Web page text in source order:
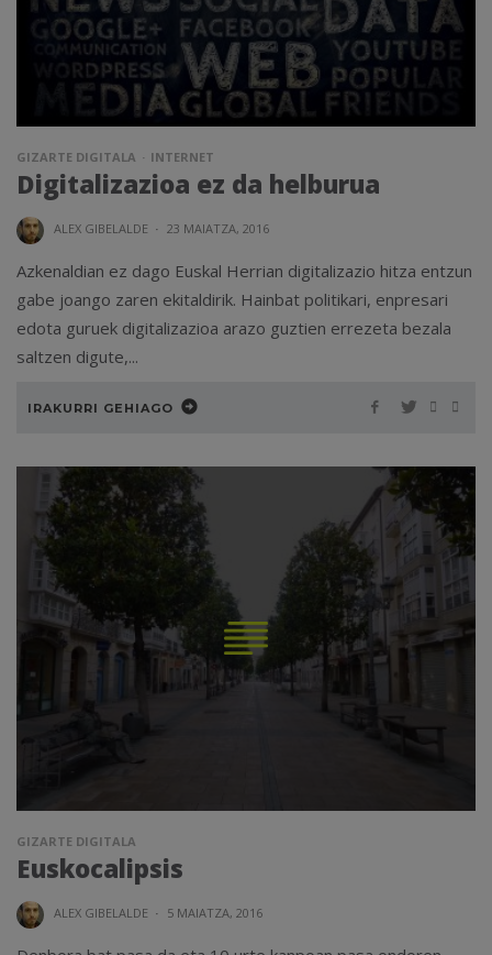
GIZARTE DIGITALA INTERNET
Digitalizazioa ez da helburua
ALEX GIBELALDE · 23 MAIATZA, 2016
Azkenaldian ez dago Euskal Herrian digitalizazio hitza entzun
gabe joango zaren ekitaldirik. Hainbat politikari, enpresari
edota guruek digitalizazioa arazo guztien errezeta bezala
saltzen digute,...
IRAKURRI GEHIAGO
GIZARTE DIGITALA
Euskocalipsis
ALEX GIBELALDE · 5 MAIATZA, 2016